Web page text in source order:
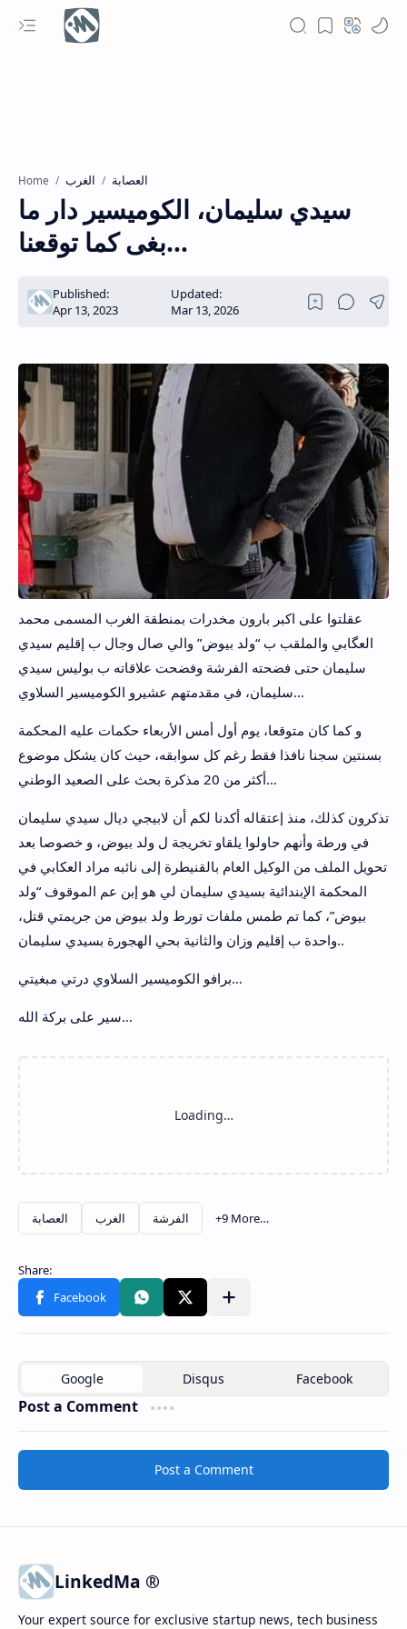
Home العصابة الغرب
سيدي سليمان، الكوميسير دار ما
بغى كما توقعنا…
عقلتوا على اكبر بارون مخدرات بمنطقة الغرب المسمى محمد
العگابي والملقب ب “ولد بيوض” والي صال وجال ب إقليم سيدي
سليمان حتى فضحته الفرشة وفضحت علاقاته ب بوليس سيدي
سليمان، في مقدمتهم عشيرو الكوميسير السلاوي…
و كما كان متوقعا، يوم أول أمس الأربعاء حكمات عليه المحكمة
بسنتين سجنا نافذا فقط رغم كل سوابقه، حيث كان يشكل موضوع
أكثر من 20 مذكرة بحث على الصعيد الوطني…
تذكرون كذلك، منذ إعتقاله أكدنا لكم أن لابيجي ديال سيدي سليمان
في ورطة وأنهم حاولوا يلقاو تخريجة ل ولد بيوض، و خصوصا بعد
تحويل الملف من الوكيل العام بالقنيطرة إلى نائبه مراد العكابي في
المحكمة الإبندائية بسيدي سليمان لي هو إبن عم الموقوف “ولد
بيوض”، كما تم طمس ملفات تورط ولد بيوض من جريمتي قتل،
واحدة ب إقليم وزان والثانية بحي الهجورة بسيدي سليمان..
برافو الكوميسير السلاوي درتي مبغيتي…
سير على بركة الله…
Post a Comment
Post a Comment
LinkedMa ®
Your expert source for exclusive startup news, tech business